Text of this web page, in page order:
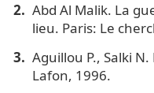
Abd Al Malik. La
lieu. Paris: Le
Aguillou P., Salki
Lafon, 1996.